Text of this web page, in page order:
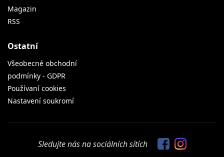
Magazin
RSS
Ostatní
Všeobecné obchodní
podmínky - GDPR
Používaní cookies
Nastavení soukromí
Sledujte nás na sociálních sítích